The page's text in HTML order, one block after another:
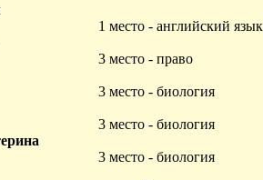
1 место - английский язык
3 место - право
3 место - биология
3 место - биология
3 место - биология